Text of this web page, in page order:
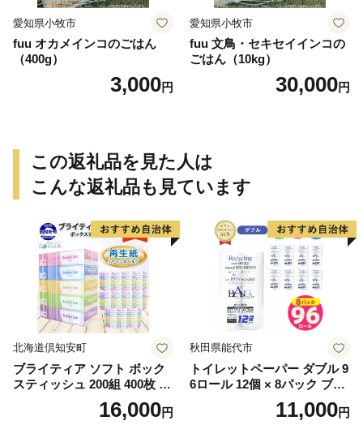
愛知県小牧市
fuu オカメインコのごはん
（400g）
3,000円
愛知県小牧市
fuu 文鳥・セキセイインコの
ごはん（10kg）
30,000円
この返礼品を見た人は
こんな返礼品も見ています
北海道倶知安町
ブライティア ソフト ボック
スティッシュ 200組 400枚 60
箱 日本製 まとめ買い ティッ
シュ リサイクル 長持 防災 常
16,000円
秋田県能代市
トイレットペーパー ダブル 9
6ロール 12個 × 8パック ブラ
ンカ 再生紙 100％ 芯あり 日
用品 消耗品 無香料 生活用品
11,000円